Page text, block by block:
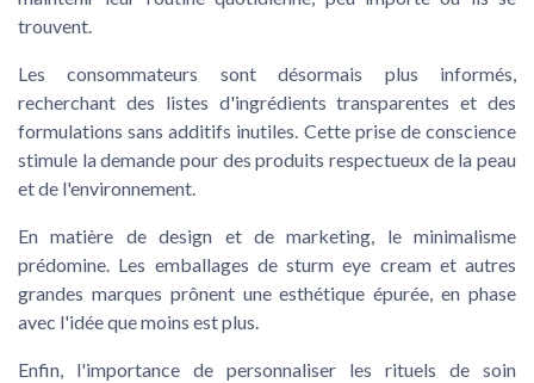
trouvent.
Les consommateurs sont désormais plus informés,
recherchant des listes d'ingrédients transparentes et des
formulations sans additifs inutiles. Cette prise de conscience
stimule la demande pour des produits respectueux de la peau
et de l'environnement.
En matière de design et de marketing, le minimalisme
prédomine. Les emballages de sturm eye creamet autres
grandes marques prônent une esthétique épurée, en phase
avec l'idée que moins est plus.
Enfin, l'importance de personnaliser les rituels de soin